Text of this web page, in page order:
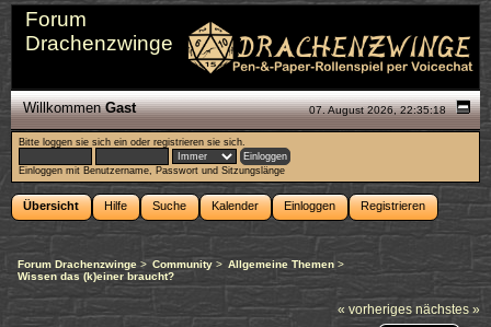
Forum
Drachenzwinge
07. August 2026, 22:35:18
WillkommenGast
Bitte loggen sie sich ein oderregistrieren sie sich.
Einloggen mit Benutzername, Passwort und Sitzungslänge
Übersicht Hilfe Suche Kalender Einloggen Registrieren
Forum Drachenzwinge > Community> Allgemeine Themen>
Wissen das (k)einer braucht?
« vorheriges nächstes »